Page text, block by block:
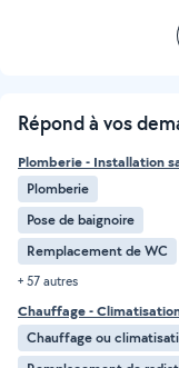
Répond à vos
Plomberie - Installation
Plomberie
Pose de baignoire
Remplacement de WC
+ 57 autres
Chauffage -
Chauffage ou